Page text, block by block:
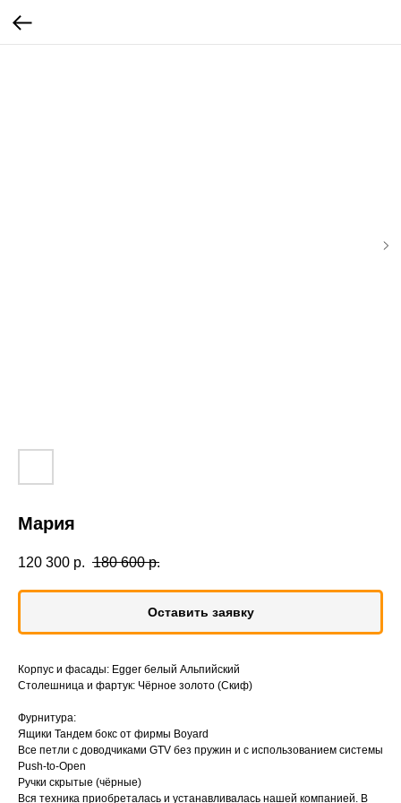
Мария
120 300 р. 180 600 р.
Оставить заявку
Корпус и фасады: Egger белый Альпийский
Столешница и фартук: Чёрное золото (Скиф)
Фурнитура:
Ящики Тандем бокс от фирмы Boyard
Все петли с доводчиками GTV без пружин и с использованием системы
Push-to-Open
Ручки скрытые (чёрные)
Вся техника приобреталась и устанавливалась нашей компанией. В